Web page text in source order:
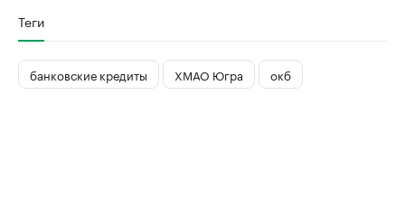
Теги
банковские кредиты ХМАО Югра окб